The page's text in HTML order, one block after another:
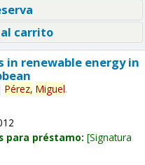
carrito
in renewable energy in
Pérez, Miguel.
para préstamo: Signatura